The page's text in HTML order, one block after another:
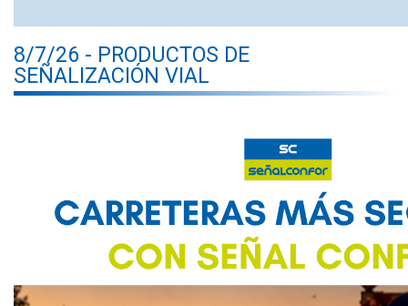
8/7/26 - PRODUCTOS DE
SEÑALIZACIÓN VIAL